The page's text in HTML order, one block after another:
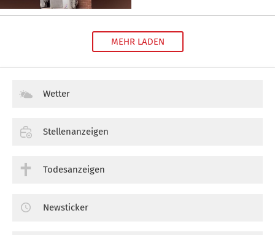
MEHR LADEN
Wetter
Stellenanzeigen
Todesanzeigen
Newsticker